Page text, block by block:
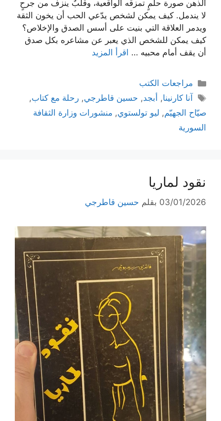
الذهن صورة حلمٍ تمزقه الواقعية، وقلبٌ ينزف من جرحٍ
لا يندمل. كيف يمكن لشخص يدّعي الحب أن يخون الثقة
ويدمر العلاقة التي بنيت على أسس الصدق والإخلاص؟
كيف يمكن للشخص الذي يعبر عن مشاعره بكل صدق
أن يقف أمام محبيه … اقرأ المزيد
التصنيفات
مراجعات الكتب
الوسوم
آنا كارنينا, أبجد, حسين قاطرجي,رحلة مع كتاب,
صيّاح الجهيّم, ليو تولستوي, منشورات وزارة الثقافة
السورية
نقود لماريا
03/01/2026 بقلم حسين قاطرجي